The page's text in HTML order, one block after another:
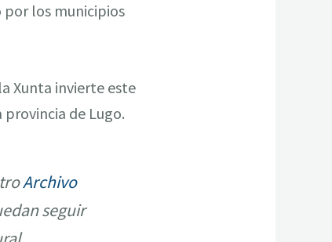
por los municipios
Xunta invierte este
de Lugo.
Archivo
seguir